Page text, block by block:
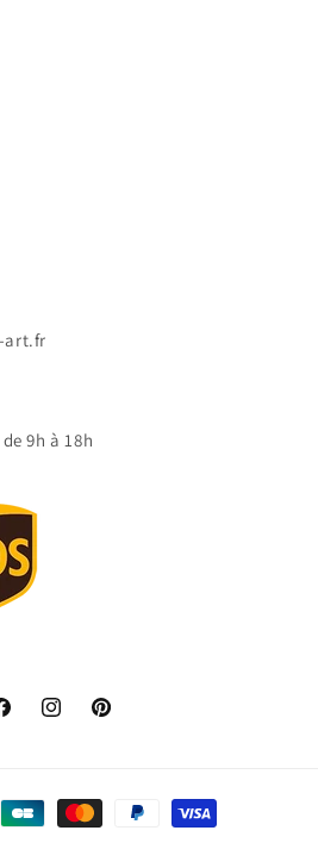
art.fr
9h à 18h
InstagramPinterest